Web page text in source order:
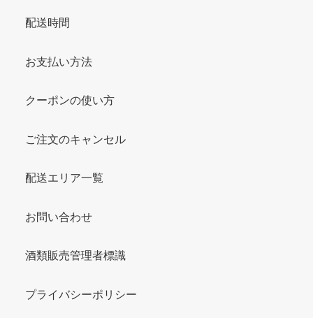
配送時間
お支払い方法
クーポンの使い方
ご注文のキャンセル
配送エリア一覧
お問い合わせ
酒類販売管理者標識
プライバシーポリシー